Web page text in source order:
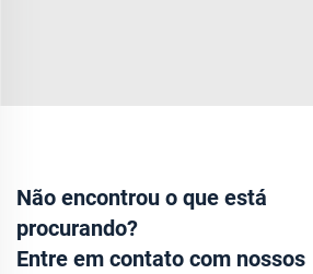
Não encontrou o que está
procurando?
Entre em contato com nossos